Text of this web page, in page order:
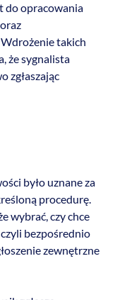
do opracowania
takich
że sygnalista
zgłaszając
było uznane za
procedurę.
wybrać, czy chce
bezpośrednio
zewnętrzne